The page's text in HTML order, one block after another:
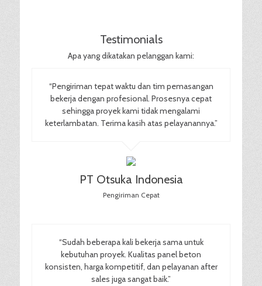
Testimonials
Apa yang dikatakan pelanggan kami:
“Pengiriman tepat waktu dan tim pemasangan
bekerja dengan profesional. Prosesnya cepat
sehingga proyek kami tidak mengalami
keterlambatan. Terima kasih atas pelayanannya.”
PT Otsuka Indonesia
Pengiriman Cepat
“Sudah beberapa kali bekerja sama untuk
kebutuhan proyek. Kualitas panel beton
konsisten, harga kompetitif, dan pelayanan after
sales juga sangat baik.”